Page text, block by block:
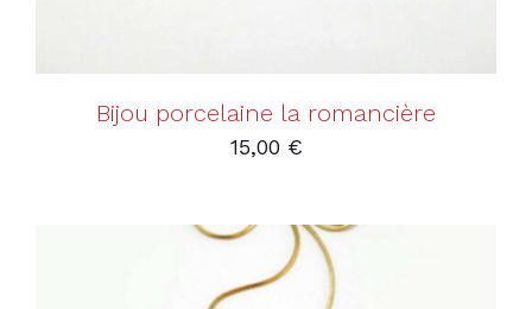
Bijou porcelaine la romancière
15,00 €